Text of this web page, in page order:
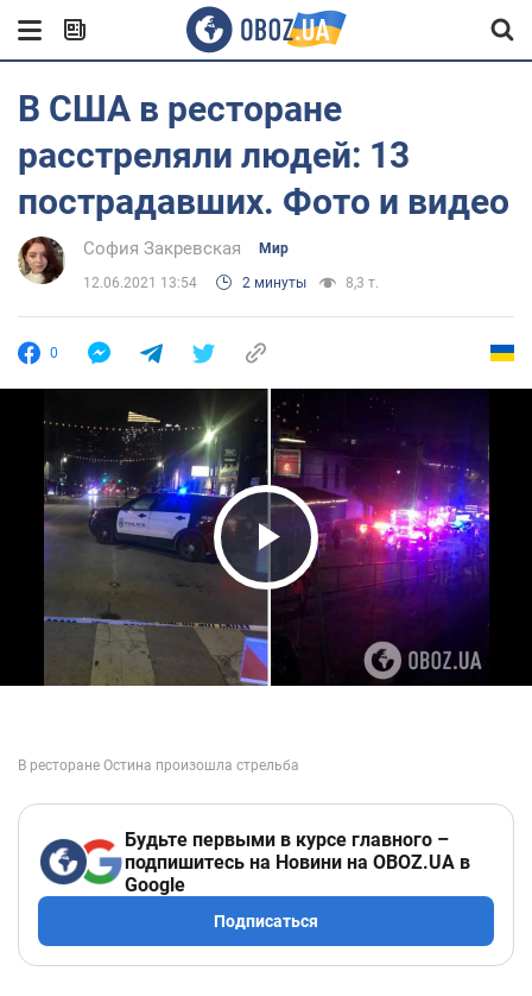
В США в ресторане
расстреляли людей: 13
пострадавших. Фото и видео
София Закревская Мир
12.06.2021 13:54 2 минуты 8,3 т.
0
Play Video
Будьте первыми в курсе главного –
подпишитесь на Новини на OBOZ.UA в
Google
Подписаться